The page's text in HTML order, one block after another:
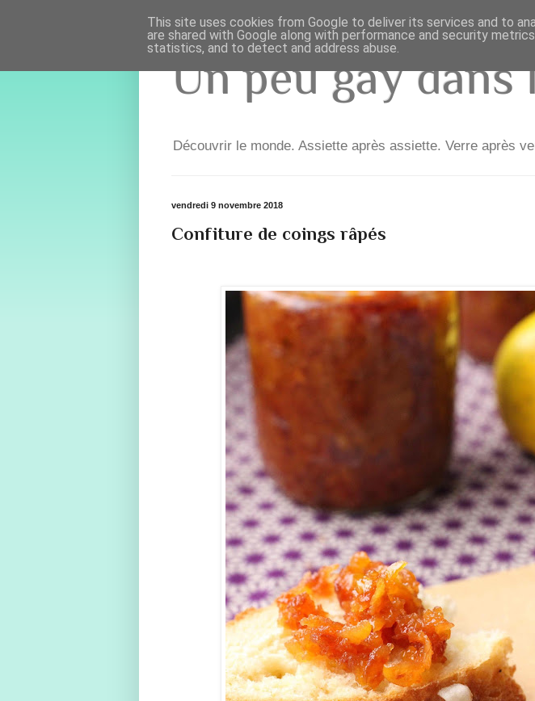
Un peu gay dans
Découvrir le monde. Assiette après assiette. Verre après
vendredi 9 novembre 2018
Confiture de coings râpés
This site uses cookies from Google to deliver its services and to
are shared with Google along with performance and security
statistics, and to detect and address abuse.